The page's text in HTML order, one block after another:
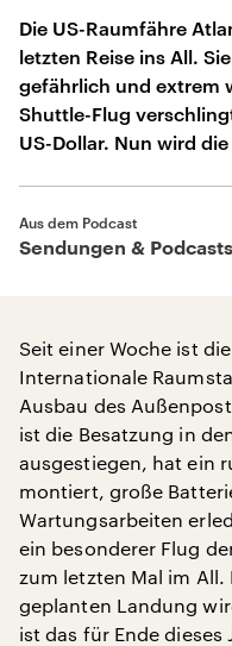
Die US-Raumfähre
letzten Reise ins All.
gefährlich und extrem
Shuttle-Flug
US-Dollar. Nun wird
Aus dem Podcast
Sendungen & Podcasts
Seit einer Woche ist
Internationale
Ausbau des
ist die Besatzung in
ausgestiegen, hat ein
montiert, große
Wartungsarbeiten
ein besonderer Flug
zum letzten Mal im
geplanten Landung
ist das für Ende dieses